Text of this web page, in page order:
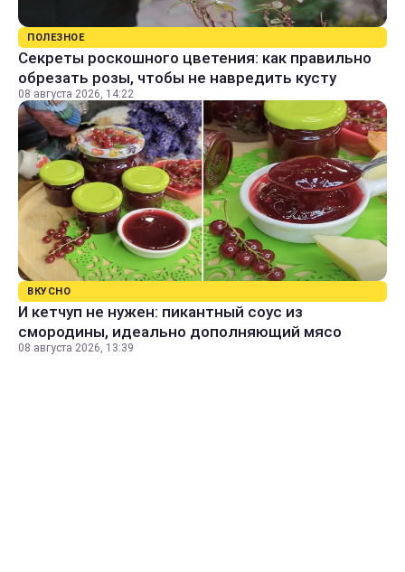
ПОЛЕЗНОЕ
Секреты роскошного цветения: как правильно
обрезать розы, чтобы не навредить кусту
08 августа 2026, 14:22
ВКУСНО
И кетчуп не нужен: пикантный соус из
смородины, идеально дополняющий мясо
08 августа 2026, 13:39